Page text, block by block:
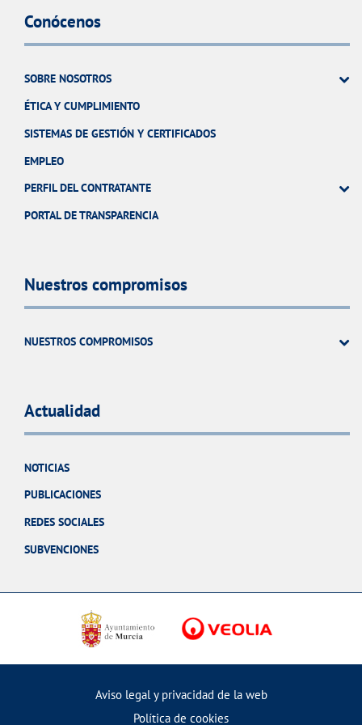
Conócenos
SOBRE NOSOTROS
ÉTICA Y CUMPLIMIENTO
SISTEMAS DE GESTIÓN Y CERTIFICADOS
EMPLEO
PERFIL DEL CONTRATANTE
PORTAL DE TRANSPARENCIA
Nuestros compromisos
NUESTROS COMPROMISOS
Actualidad
NOTICIAS
PUBLICACIONES
REDES SOCIALES
SUBVENCIONES
Aviso legal y privacidad de la web
Política de cookies